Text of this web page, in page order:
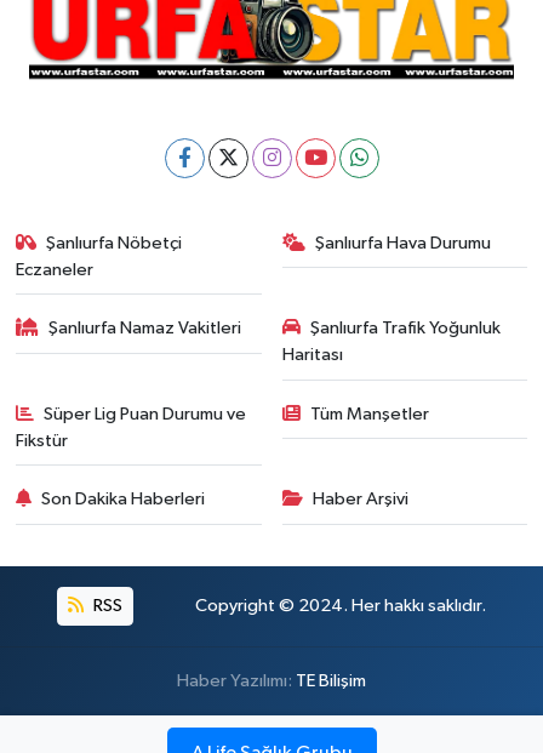
Şanlıurfa Nöbetçi
Eczaneler
Şanlıurfa Hava Durumu
Şanlıurfa Namaz Vakitleri
Şanlıurfa Trafik Yoğunluk
Haritası
Süper Lig Puan Durumu ve
Fikstür
Tüm Manşetler
Son Dakika Haberleri Haber Arşivi
RSS Copyright © 2024. Her hakkı saklıdır.
Haber Yazılımı: TE Bilişim